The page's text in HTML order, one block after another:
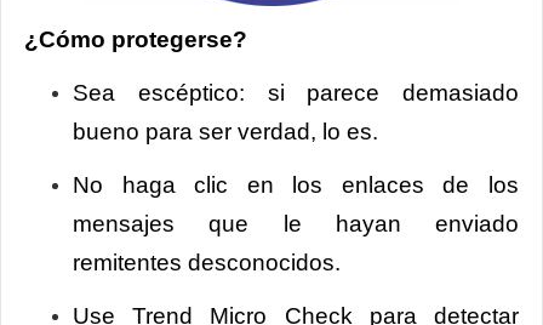
¿Cómo protegerse?
Sea escéptico: si parece demasiado
bueno para ser verdad, lo es.
No haga clic en los enlaces de los
mensajes que le hayan enviado
remitentes desconocidos.
Use Trend Micro Check para detectar